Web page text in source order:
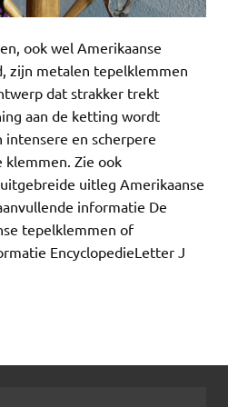
ook wel Amerikaanse
zijn metalen tepelklemmen
dat strakker trekt
aan de ketting wordt
intensere en scherpere
klemmen. Zie ook
uitleg Amerikaanse
informatie De
tepelklemmen of
EncyclopedieLetter J